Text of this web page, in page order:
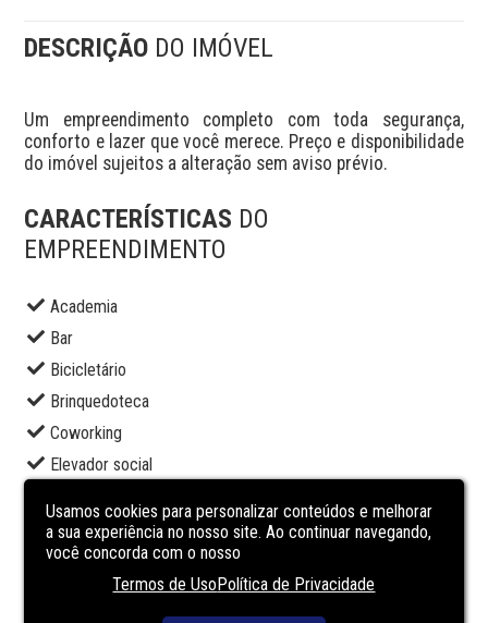
DESCRIÇÃO DO IMÓVEL
Um empreendimento completo com toda segurança,
conforto e lazer que você merece. Preço e disponibilidade
do imóvel sujeitos a alteração sem aviso prévio.
CARACTERÍSTICAS DO
EMPREENDIMENTO
Academia
Bar
Bicicletário
Brinquedoteca
Coworking
Elevador social
Lounge
Piscina adulto
Usamos cookies para personalizar conteúdos e melhorar
a sua experiência no nosso site. Ao continuar navegando,
você concorda com o nosso
Termos de UsoPolítica de Privacidade